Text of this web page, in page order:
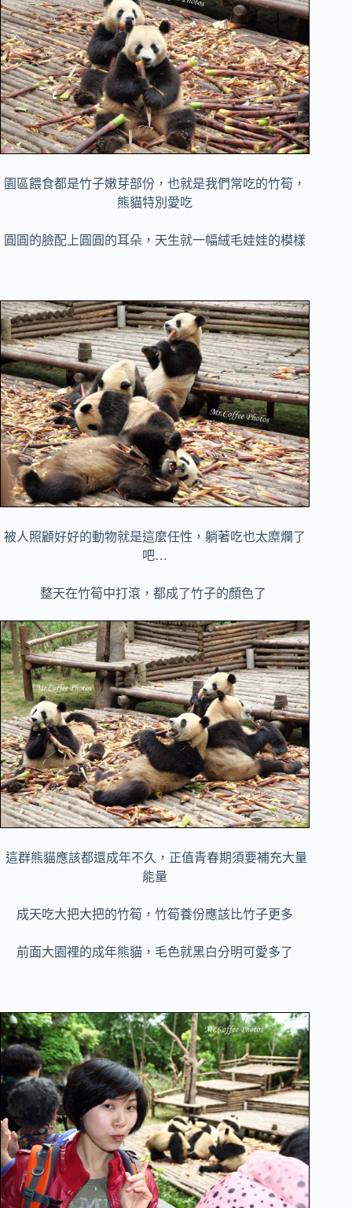
園區餵食都是竹子嫩芽部份，也就是我們常吃的竹筍，
熊貓特別愛吃
圓圓的臉配上圓圓的耳朵，天生就一幅絨毛娃娃的模樣
被人照顧好好的動物就是這麼任性，躺著吃也太糜爛了
吧…
整天在竹筍中打滾，都成了竹子的顏色了
這群熊貓應該都還成年不久，正值青春期須要補充大量
能量
成天吃大把大把的竹筍，竹筍養份應該比竹子更多
前面大園裡的成年熊貓，毛色就黑白分明可愛多了